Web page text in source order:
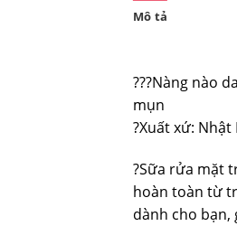
Mô tả
???Nàng nào
mụn
?️Xuất xứ: Nhật
?Sữa rửa mặt
hoàn toàn từ
dành cho bạn,